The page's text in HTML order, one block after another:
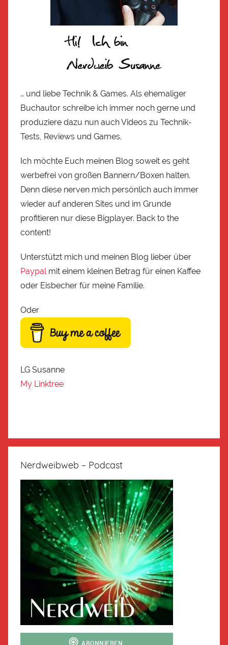
… und liebe Technik & Games. Als ehemaliger
Buchautor schreibe ich immer noch gerne und
produziere dazu nun auch Videos zu Technik-
Tests, Reviews und Games.
Ich möchte Euch meinen Blog soweit es geht
werbefrei von großen Bannern/Boxen halten.
Denn diese nerven mich persönlich auch immer
wieder auf anderen Sites und im Grunde
profitieren nur diese Bigplayer. Back to the
content!
Unterstützt mich und meinen Blog lieber über
Paypalmit einem kleinen Betrag für einen Kaffee
oder Eisbecher für meine Familie.
Oder
LG Susanne
My Linktree
Nerdweibweb – Podcast